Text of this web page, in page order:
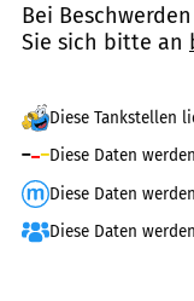
Bei
Sie sich bitte an
Diese Tankstellen
Diese Daten
Diese Daten
Diese Daten